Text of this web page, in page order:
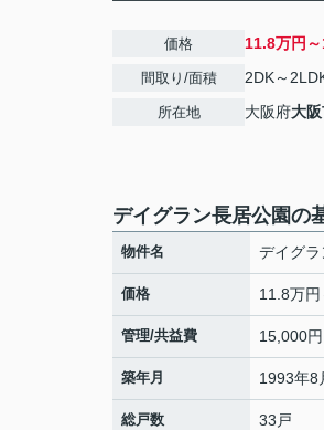
価格 11.8万円
間取り/面積 2DK～
所在地 大阪府大
デイグラン長居公園の
物件名 デイグラ
価格 11.8万
管理/共益費 15,000円
築年月 1993年8
総戸数 33戸